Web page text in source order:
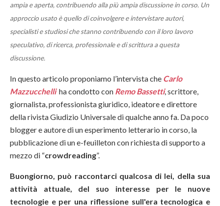
ampia e aperta, contribuendo alla più ampia discussione in corso. Un
approccio usato è quello di coinvolgere e intervistare autori,
specialisti e studiosi che stanno contribuendo con il loro lavoro
speculativo, di ricerca, professionale e di scrittura a questa
discussione.
In questo articolo proponiamo l’intervista che Carlo
Mazzucchelli ha condotto con Remo Bassetti, scrittore,
giornalista, professionista giuridico, ideatore e direttore
della rivista Giudizio Universale di qualche anno fa. Da poco
blogger e autore di un esperimento letterario in corso, la
pubblicazione di un e-feuilleton con richiesta di supporto a
mezzo di “crowdreading”.
Buongiorno, può raccontarci qualcosa di lei, della sua
attività attuale, del suo interesse per le nuove
tecnologie e per una riflessione sull'era tecnologica e